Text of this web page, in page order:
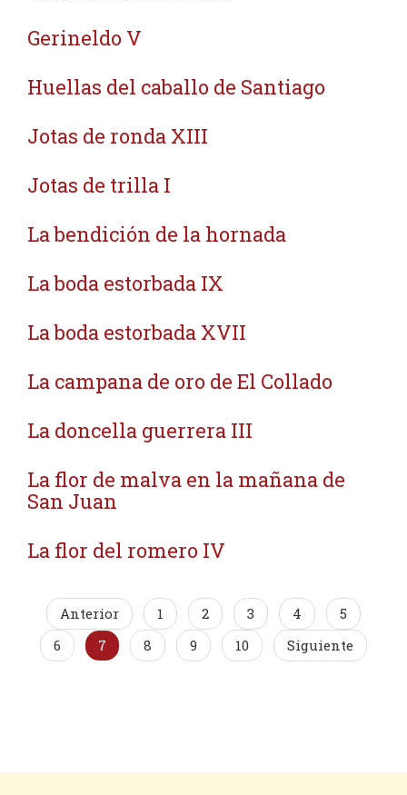
Gerineldo V
Huellas del caballo de Santiago
Jotas de ronda XIII
Jotas de trilla I
La bendición de la hornada
La boda estorbada IX
La boda estorbada XVII
La campana de oro de El Collado
La doncella guerrera III
La flor de malva en la mañana de
San Juan
La flor del romero IV
Anterior 1 2 3 4
5
6
7 8 9 10 Siguiente